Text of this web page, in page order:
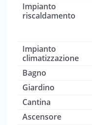
Impianto
riscaldamento
Impianto
climatizzazione
Bagno
Giardino
Cantina
Ascensore